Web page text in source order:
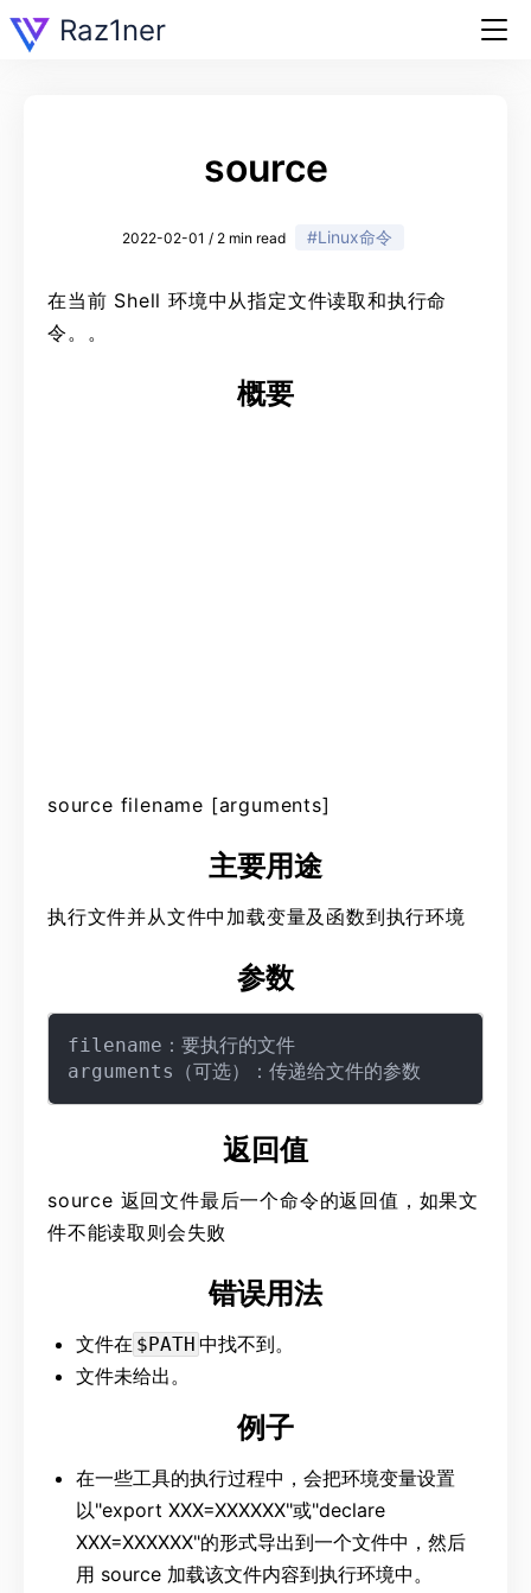
Raz1ner
source
2022-02-01 / 2 min read #Linux命令
在当前 Shell 环境中从指定文件读取和执行命
令。。
概要
source filename [arguments]
主要用途
执行文件并从文件中加载变量及函数到执行环境
参数
filename：要执行的文件
返回值
source 返回文件最后一个命令的返回值，如果文
件不能读取则会失败
错误用法
文件在 $PATH 中找不到。
文件未给出。
例子
在一些工具的执行过程中，会把环境变量设置
以"export XXX=XXXXXX"或"declare
XXX=XXXXXX"的形式导出到一个文件中，然后
用 source 加载该文件内容到执行环境中。